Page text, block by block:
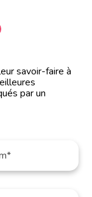
savoir-faire à
par un